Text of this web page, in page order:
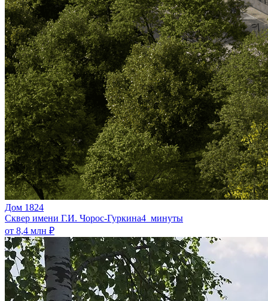
Дом 1824
Сквер имени Г.И. Чорос-Гуркина4 минуты
от 8,4 млн ₽